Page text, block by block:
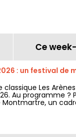
Ce
: un festival de
Les
Au programme ?
Montmartre, un